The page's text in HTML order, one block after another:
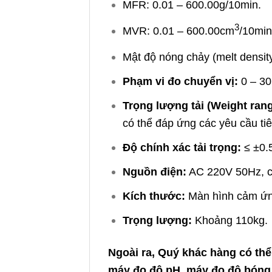
MFR: 0.01 – 600.00g/10min.
MVR: 0.01 – 600.00cm3/
Mật độ nóng chảy (melt
Phạm vi đo chuyển vị: 0 –
Trọng lượng tải (Weight
có thể đáp ứng các yêu cầu
Độ chính xác tải trọng: ≤
Nguồn điện: AC 220V 50Hz,
Kích thước: Màn hình cảm
Trọng lượng: Khoảng 110kg.
Ngoài ra, Quý khác hàng có